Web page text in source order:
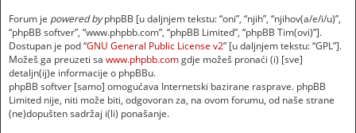
Forum je powered byphpBB [u daljnjem tekstu: “oni”, “njih”, “njihov(a/e/i/u)”,
“phpBB softver”, “www.phpbb.com”, “phpBB Limited”, “phpBB Tim(ovi)”].
Dostupan je pod “GNU General Public License v2” [u daljnjem tekstu: “GPL”].
Možeš ga preuzeti sa www.phpbb.comgdje možeš pronaći (i) [sve]
detaljn(ij)e informacije o phpBBu.
phpBB softver [samo] omogućava Internetski bazirane rasprave. phpBB
Limited nije, niti može biti, odgovoran za, na ovom forumu, od naše strane
(ne)dopušten sadržaj i(li) ponašanje.